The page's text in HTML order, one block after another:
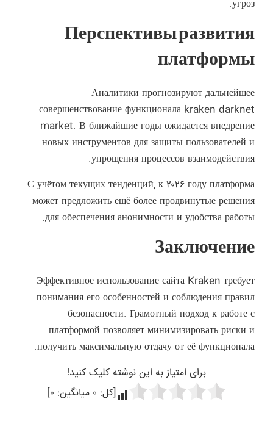
угроз.
Перспективы развития
платформы
Аналитики прогнозируют дальнейшее
совершенствование функционала kraken darknet
market. В ближайшие годы ожидается внедрение
новых инструментов для защиты пользователей и
упрощения процессов взаимодействия.
С учётом текущих тенденций, к ۲۰۲۶ году платформа
может предложить ещё более продвинутые решения
для обеспечения анонимности и удобства работы.
Заключение
Эффективное использование сайта Kraken требует
понимания его особенностей и соблюдения правил
безопасности. Грамотный подход к работе с
платформой позволяет минимизировать риски и
получить максимальную отдачу от её функционала.
برای امتیاز به این نوشته کلیک کنید!
[کل: ۰ میانگین: ۰]